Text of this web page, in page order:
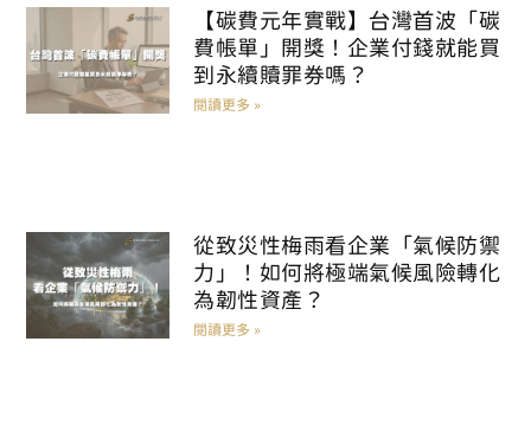
【碳費元年實戰】台灣首波「碳
費帳單」開獎！企業付錢就能買
到永續贖罪券嗎？
閱讀更多 »
從致災性梅雨看企業「氣候防禦
力」！如何將極端氣候風險轉化
為韌性資產？
閱讀更多 »